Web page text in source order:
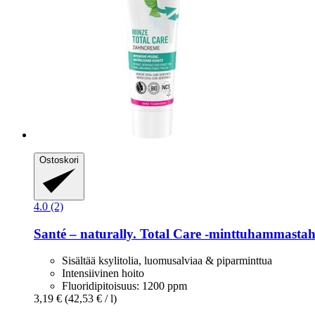
Ostoskori
4.0 (2)
Santé – naturally. Total Care -​
Sisältää ksylitolia, luomusalviaa & piparminttua
Intensiivinen hoito
Fluoridipitoisuus: 1200 ppm
3,19 € (42,53 € / l)